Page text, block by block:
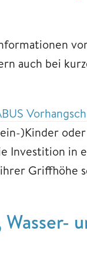
auch bei
)Kinder
Investition in
Griffhöhe